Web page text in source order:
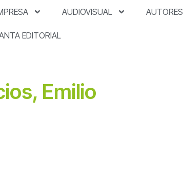
AUDIOVISUAL AUTORES
EDITORIAL
Emilio